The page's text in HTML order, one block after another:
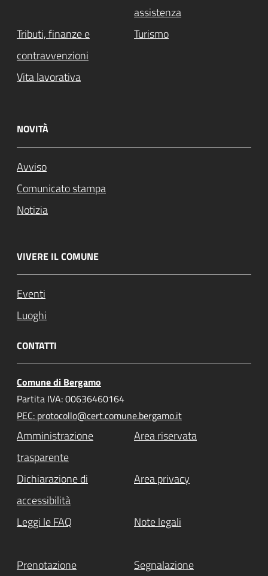
assistenza
Tributi, finanze e
contravvenzioni
Turismo
Vita lavorativa
NOVITÀ
Avviso
Comunicato stampa
Notizia
VIVERE IL COMUNE
Eventi
Luoghi
CONTATTI
Comune di Bergamo
Partita IVA: 00636460164
PEC: protocollo@cert.comune.bergamo.it
Amministrazione
trasparente
Area riservata
Dichiarazione di
accessibilità
Area privacy
Leggi le FAQ Note legali
Prenotazione Segnalazione